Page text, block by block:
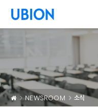
메뉴 건너 뛰기
NEWSROOM 소식